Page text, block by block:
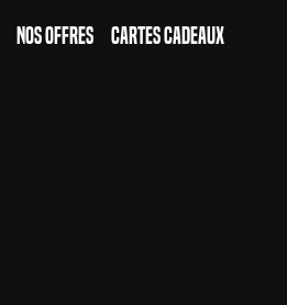
Nos Offres Cartes Cadeaux